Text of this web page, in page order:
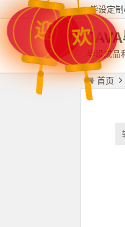
迎 欢
毕设定
毕设成品
首页